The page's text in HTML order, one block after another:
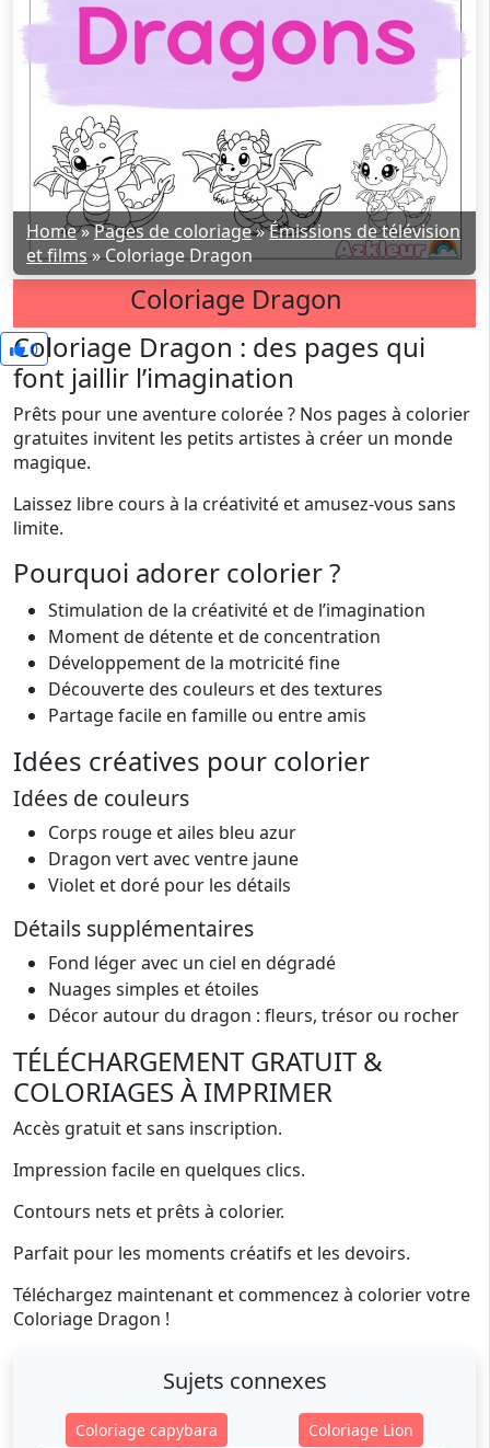
Home»Pages de coloriage»Émissions de télévision
et films»Coloriage Dragon
Coloriage Dragon
0
Coloriage Dragon : des pages qui
font jaillir l’imagination
Prêts pour une aventure colorée ? Nos pages à colorier
gratuites invitent les petits artistes à créer un monde
magique.
Laissez libre cours à la créativité et amusez-vous sans
limite.
Pourquoi adorer colorier ?
Stimulation de la créativité et de l’imagination
Moment de détente et de concentration
Développement de la motricité fine
Découverte des couleurs et des textures
Partage facile en famille ou entre amis
Idées créatives pour colorier
Idées de couleurs
Corps rouge et ailes bleu azur
Dragon vert avec ventre jaune
Violet et doré pour les détails
Détails supplémentaires
Fond léger avec un ciel en dégradé
Nuages simples et étoiles
Décor autour du dragon : fleurs, trésor ou rocher
TÉLÉCHARGEMENT GRATUIT &
COLORIAGES À IMPRIMER
Accès gratuit et sans inscription.
Impression facile en quelques clics.
Contours nets et prêts à colorier.
Parfait pour les moments créatifs et les devoirs.
Téléchargez maintenant et commencez à colorier votre
Coloriage Dragon !
Sujets connexes
Coloriage capybara
Coloriage Lion